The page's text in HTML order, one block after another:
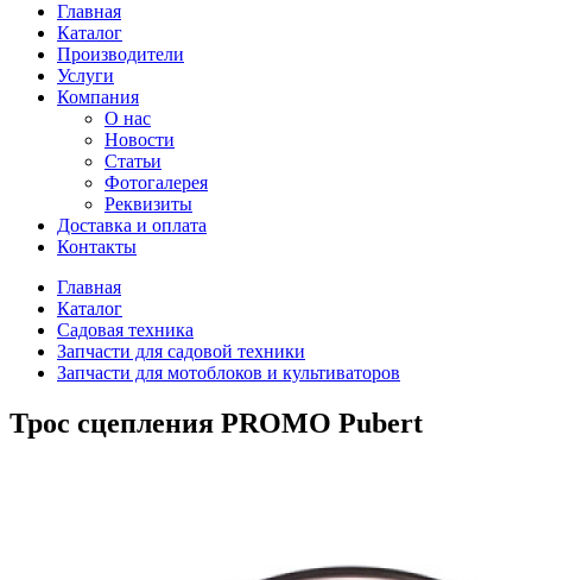
Главная
Каталог
Производители
Услуги
Компания
О нас
Новости
Статьи
Фотогалерея
Реквизиты
Доставка и оплата
Контакты
Главная
Каталог
Садовая техника
Запчасти для садовой техники
Запчасти для мотоблоков и культиваторов
Трос сцепления PROMO Pubert